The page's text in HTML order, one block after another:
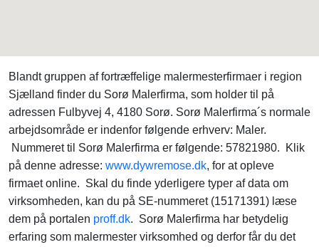
Blandt gruppen af fortræffelige malermesterfirmaer i region
Sjælland finder du Sorø Malerfirma, som holder til på
adressen Fulbyvej 4, 4180 Sorø. Sorø Malerfirma´s normale
arbejdsområde er indenfor følgende erhverv: Maler.
Nummeret til Sorø Malerfirma er følgende: 57821980. Klik
på denne adresse: www.dywremose.dk, for at opleve
firmaet online. Skal du finde yderligere typer af data om
virksomheden, kan du på SE-nummeret (15171391) læse
dem på portalen proff.dk. Sorø Malerfirma har betydelig
erfaring som malermester virksomhed og derfor får du det